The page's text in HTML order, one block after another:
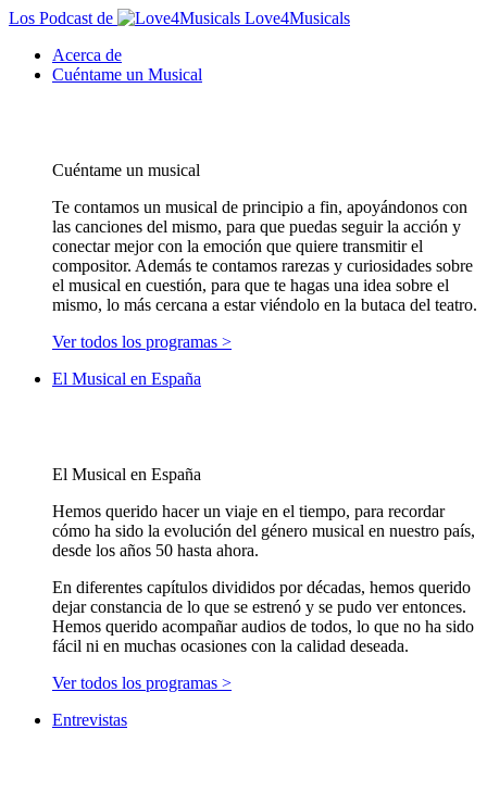
Los Podcast de
Love4Musicals
Acerca de
Cuéntame un Musical
Cuéntame un musical
Te contamos un musical de principio a fin, apoyándonos con
las canciones del mismo, para que puedas seguir la acción y
conectar mejor con la emoción que quiere transmitir el
compositor. Además te contamos rarezas y curiosidades sobre
el musical en cuestión, para que te hagas una idea sobre el
mismo, lo más cercana a estar viéndolo en la butaca del teatro.
Ver todos los programas >
El Musical en España
El Musical en España
Hemos querido hacer un viaje en el tiempo, para recordar
cómo ha sido la evolución del género musical en nuestro país,
desde los años 50 hasta ahora.
En diferentes capítulos divididos por décadas, hemos querido
dejar constancia de lo que se estrenó y se pudo ver entonces.
Hemos querido acompañar audios de todos, lo que no ha sido
fácil ni en muchas ocasiones con la calidad deseada.
Ver todos los programas >
Entrevistas